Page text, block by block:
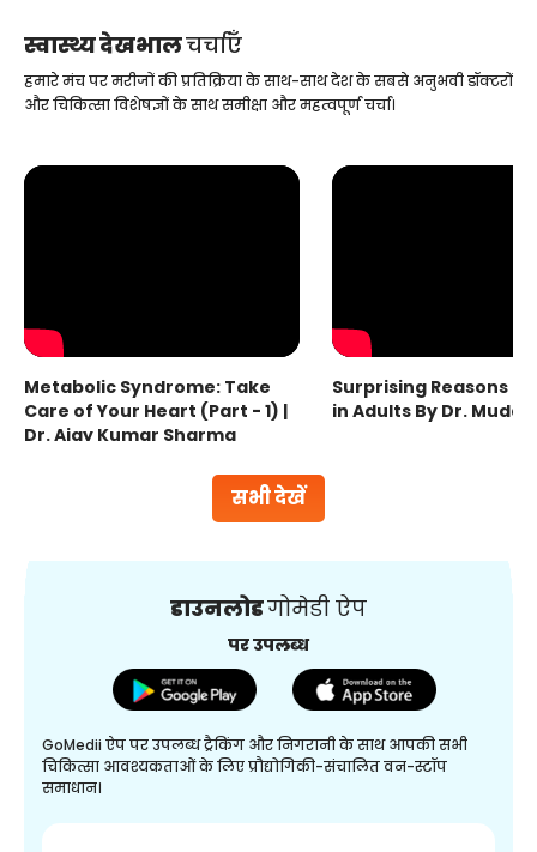
स्वास्थ्य देखभालचर्चाएँ
सभी देखें
हमारे मंच पर मरीजों की प्रतिक्रिया के साथ-साथ देश के सबसे अनुभवी डॉक्टरों
और चिकित्सा विशेषज्ञों के साथ समीक्षा और महत्वपूर्ण चर्चा।
Metabolic Syndrome: Take
Care of Your Heart (Part - 1) |
Dr. Ajay Kumar Sharma
Surprising Reasons
in Adults By Dr.
डाउनलोडगोमेडी ऐप
पर उपलब्ध
GoMedii ऐप पर उपलब्ध ट्रैकिंग और निगरानी के साथ आपकी सभी
चिकित्सा आवश्यकताओं के लिए प्रौद्योगिकी-संचालित वन-स्टॉप
समाधान।